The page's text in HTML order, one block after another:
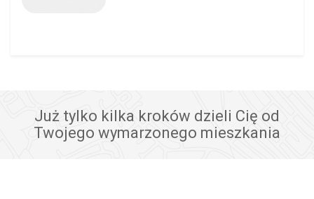
Już tylko kilka kroków dzieli Cię od
Twojego wymarzonego mieszkania